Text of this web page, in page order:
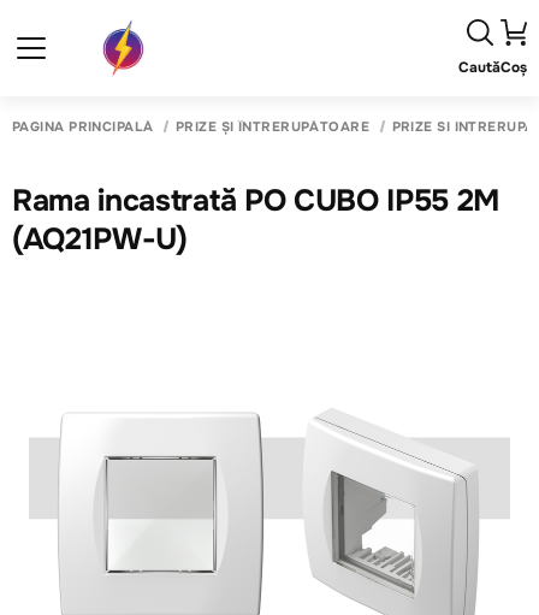
CautăCoș
PAGINA PRINCIPALĂ PRIZE ȘI ÎNTRERUPĂTOARE PRIZE SI
Rama incastrată PO CUBO IP55 2M
(AQ21PW-U)